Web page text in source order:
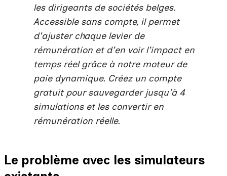
les dirigeants de sociétés belges.
Accessible sans compte, il permet
d'ajuster chaque levier de
rémunération et d'en voir l'impact en
temps réel grâce à notre moteur de
paie dynamique. Créez un compte
gratuit pour sauvegarder jusqu'à 4
simulations et les convertir en
rémunération réelle.
Le problème avec les simulateurs